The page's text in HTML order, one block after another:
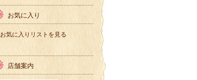
お気に入り
お気に入りリストを見る
店舗案内